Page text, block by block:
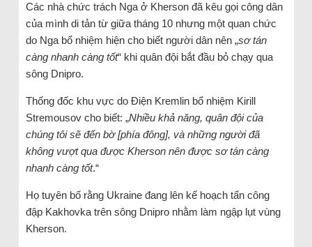
Các nhà chức trách Nga ở Kherson đã kêu gọi công dân
của mình di tản từ giữa tháng 10 nhưng một quan chức
do Nga bổ nhiệm hiện cho biết người dân nên „sơ tán
càng nhanh càng tốt“ khi quân đội bắt đầu bỏ chạy qua
sông Dnipro.
Thống đốc khu vực do Điện Kremlin bổ nhiệm Kirill
Stremousov cho biết: „Nhiều khả năng, quân đội của
chúng tôi sẽ đến bờ [phía đông], và những người đã
không vượt qua được Kherson nên được sơ tán càng
nhanh càng tốt.“
Họ tuyên bố rằng Ukraine đang lên kế hoạch tấn công
đập Kakhovka trên sông Dnipro nhằm làm ngập lụt vùng
Kherson.